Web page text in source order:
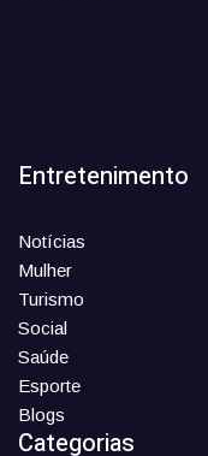
Entretenimento
Notícias
Mulher
Turismo
Social
Saúde
Esporte
Blogs
Categorias